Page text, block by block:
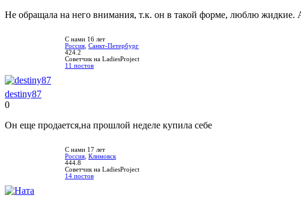
Не обращала на него внимания, т.к. он в такой форме, люблю жидкие.
С нами 16 лет
Россия Санкт-Петербург
424.2
Советчик на LadiesProject
11 постов
destiny87
0
Он еще продается,на прошлой неделе купила себе
С нами 17 лет
Россия Климовск
444.8
Советчик на LadiesProject
14 постов